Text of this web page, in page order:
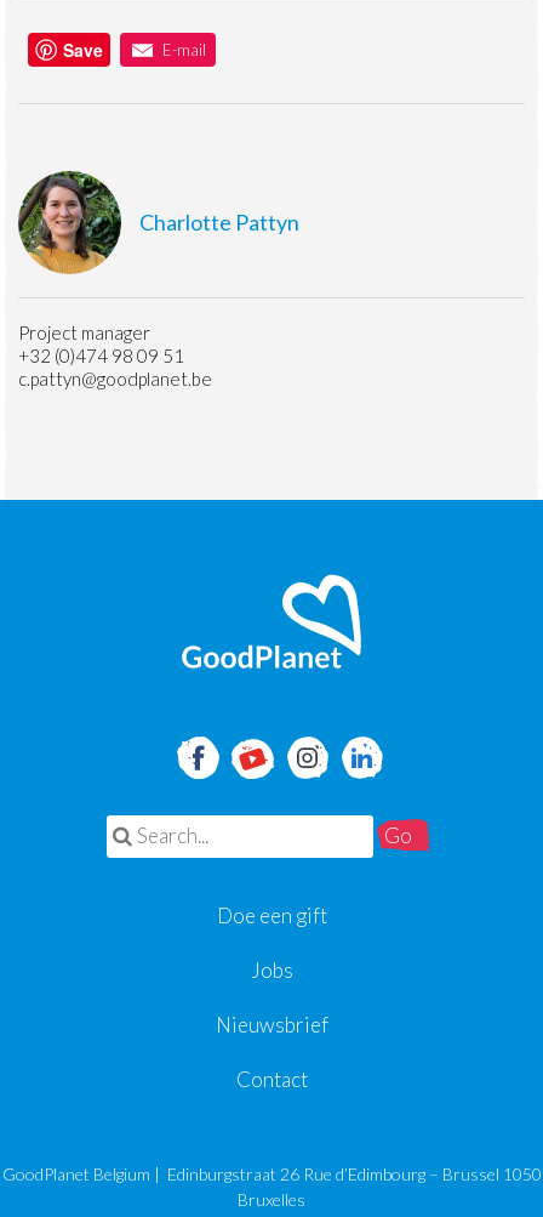
Charlotte Pattyn
Project manager
+32 (0)474 98 09 51
c.pattyn@goodplanet.be
Save E-mail
Search for:
Doe een gift
Jobs
Nieuwsbrief
Contact
GoodPlanet Belgium | Edinburgstraat 26 Rue d’Edimbourg – Brussel 1050
Bruxelles